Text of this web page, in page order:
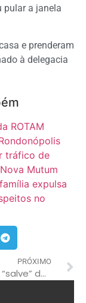
pular a janela
e prenderam
à delegacia
ROTAM
tráfico de
Mutum
expulsa
no
PRÓXIMO
rapaz leva “salve” de facção e é salvo pela pm